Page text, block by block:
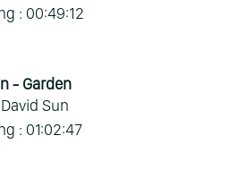
: 00:49:12
- Garden
Sun
: 01:02:47